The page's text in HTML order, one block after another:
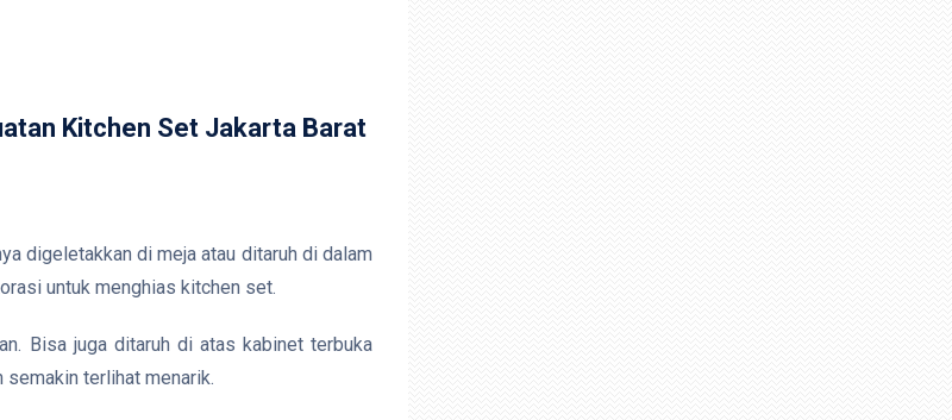
Kitchen Set Jakarta Barat
digeletakkan di meja atau ditaruh di dalam
untuk menghias kitchen set.
Bisa juga ditaruh di atas kabinet terbuka
semakin terlihat menarik.